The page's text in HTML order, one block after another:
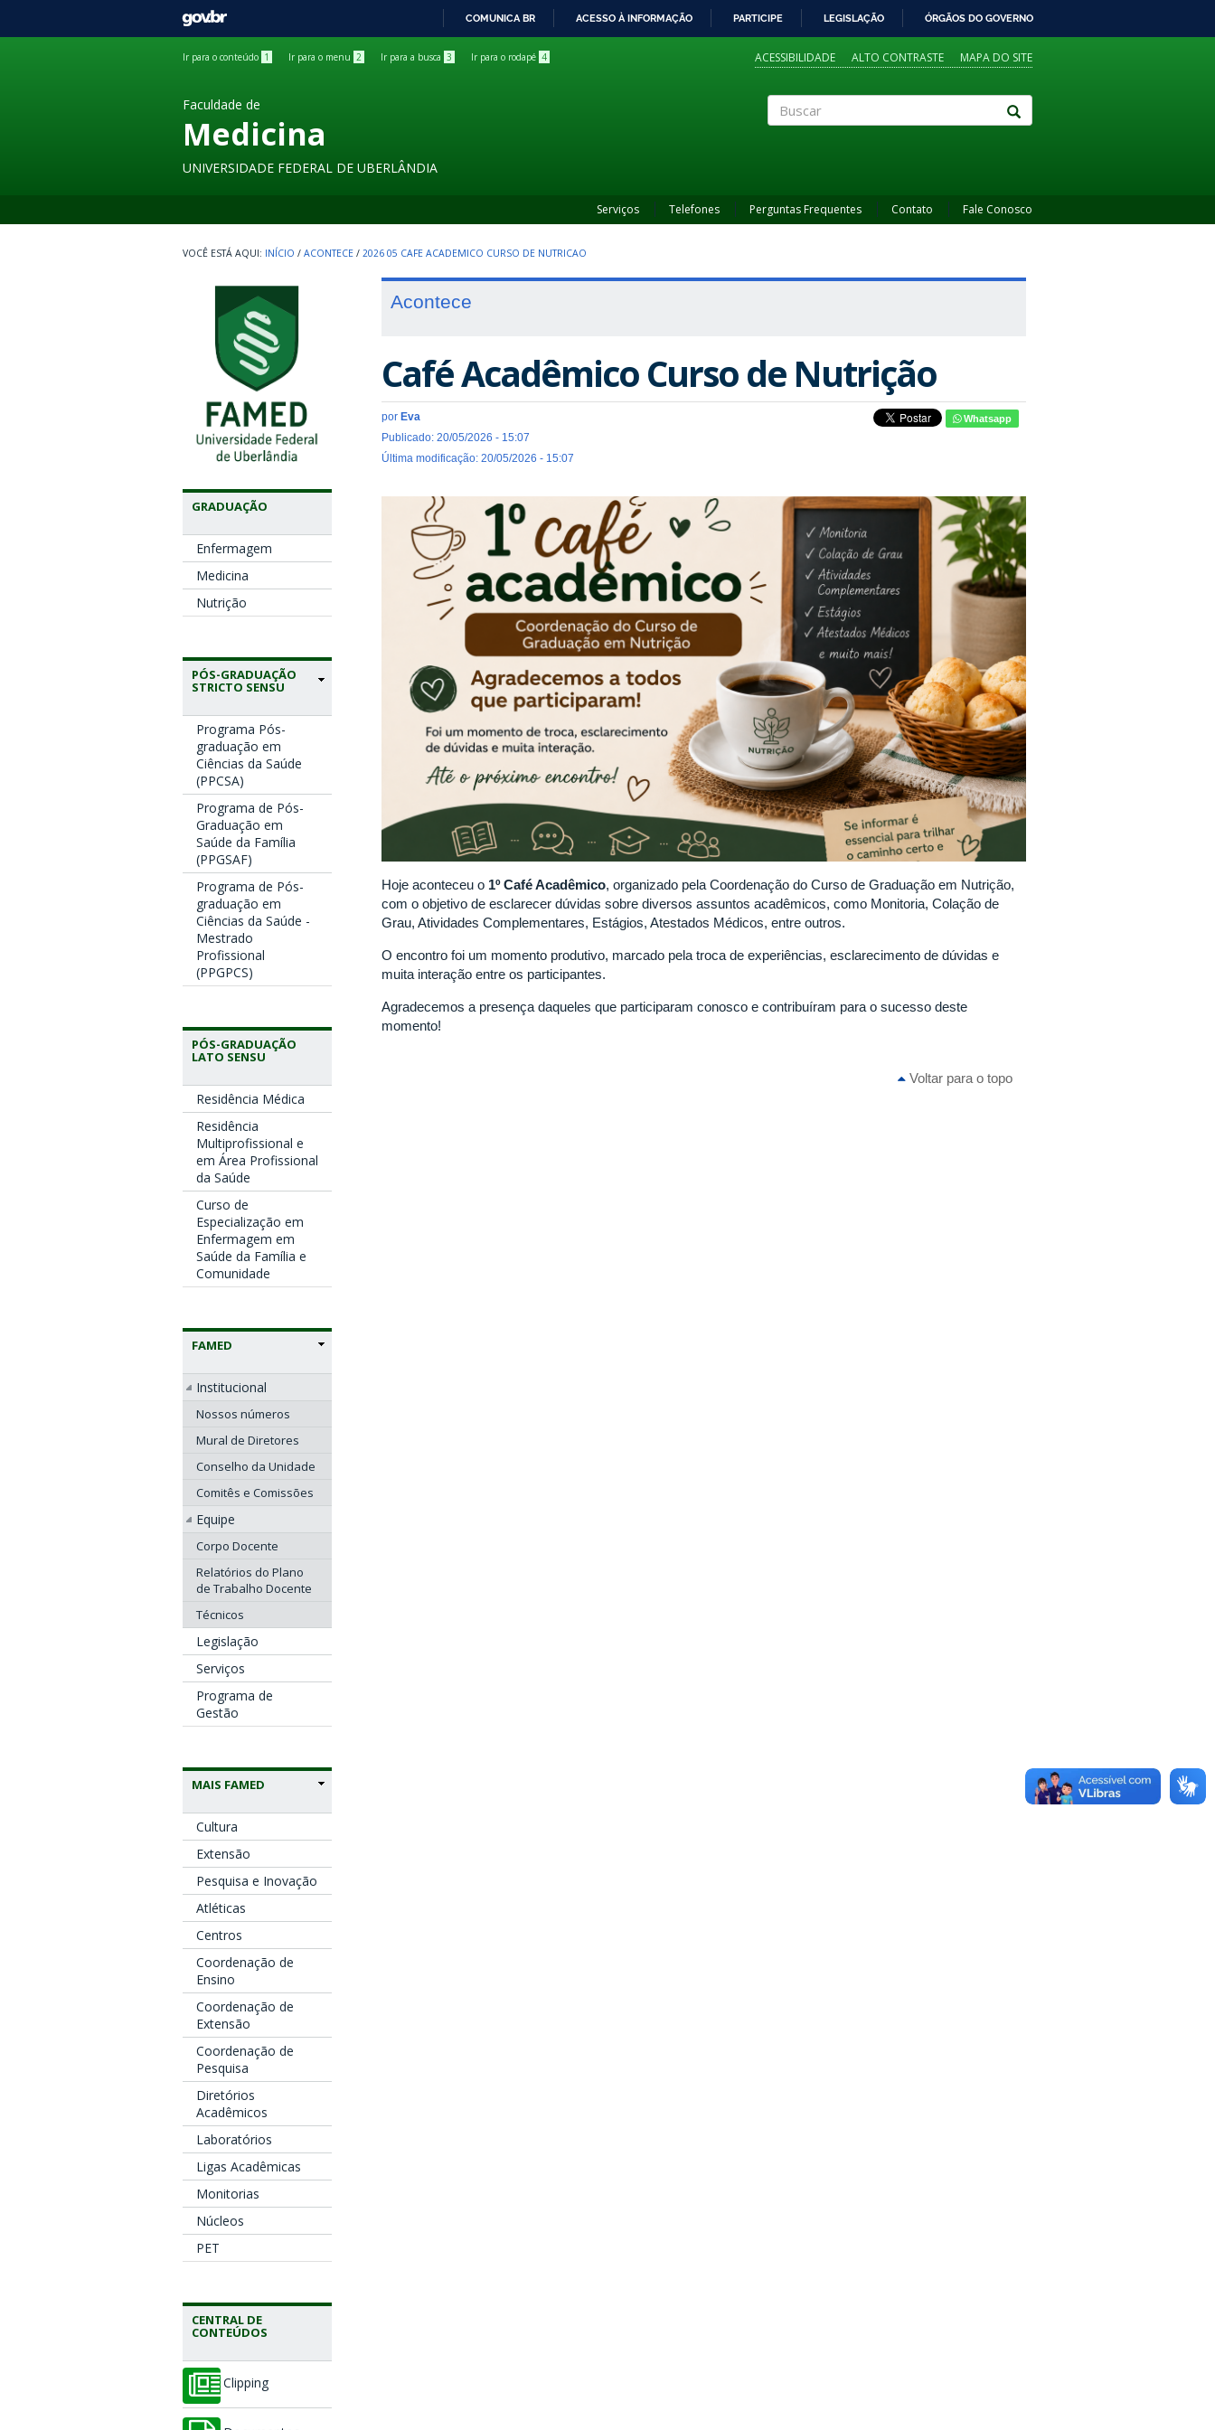
GOVBR
COMUNICA BR ACESSO À INFORMAÇÃO PARTICIPE LEGISLAÇÃO ÓRGÃOS DO GOVERNO
Ir para o conteúdo 1 Ir para o menu 2 Ir para a busca 3 Ir para o rodapé 4 ACESSIBILIDADE ALTO CONTRASTE MAPA DO SITE
Faculdade de
Medicina
UNIVERSIDADE FEDERAL DE UBERLÂNDIA
Serviços Telefones Perguntas Frequentes Contato Fale Conosco
INÍCIO / ACONTECE / 2026 05 CAFE ACADEMICO CURSO DE NUTRICAO
GRADUAÇÃO
Enfermagem
Medicina
Nutrição
PÓS-GRADUAÇÃO
STRICTO SENSU
Programa Pós-
graduação em
Ciências da Saúde
(PPCSA)
Programa de Pós-
Graduação em
Saúde da Família
(PPGSAF)
Programa de Pós-
graduação em
Ciências da Saúde -
Mestrado
Profissional
(PPGPCS)
PÓS-GRADUAÇÃO
LATO SENSU
Residência Médica
Residência
Multiprofissional e
em Área Profissional
da Saúde
Curso de
Especialização em
Enfermagem em
Saúde da Família e
Comunidade
FAMED
Institucional
Nossos números
Mural de Diretores
Conselho da Unidade
Comitês e Comissões
Equipe
Corpo Docente
Relatórios do Plano
de Trabalho Docente
Técnicos
Legislação
Serviços
Programa de
Gestão
MAIS FAMED
Cultura
Extensão
Pesquisa e Inovação
Atléticas
Centros
Coordenação de
Ensino
Coordenação de
Extensão
Coordenação de
Pesquisa
Diretórios
Acadêmicos
Laboratórios
Ligas Acadêmicas
Monitorias
Núcleos
PET
CENTRAL DE
CONTEÚDOS
Clipping
Acontece
Café Acadêmico Curso de Nutrição
por Eva
Publicado: 20/05/2026 - 15:07
Última modificação: 20/05/2026 - 15:07
Whatsapp
Hoje aconteceu o 1º Café Acadêmico, organizado pela Coordenação do Curso de Graduação em Nutrição,
com o objetivo de esclarecer dúvidas sobre diversos assuntos acadêmicos, como Monitoria, Colação de
Grau, Atividades Complementares, Estágios, Atestados Médicos, entre outros.
O encontro foi um momento produtivo, marcado pela troca de experiências, esclarecimento de dúvidas e
muita interação entre os participantes.
Agradecemos a presença daqueles que participaram conosco e contribuíram para o sucesso deste
momento!
Voltar para o topo